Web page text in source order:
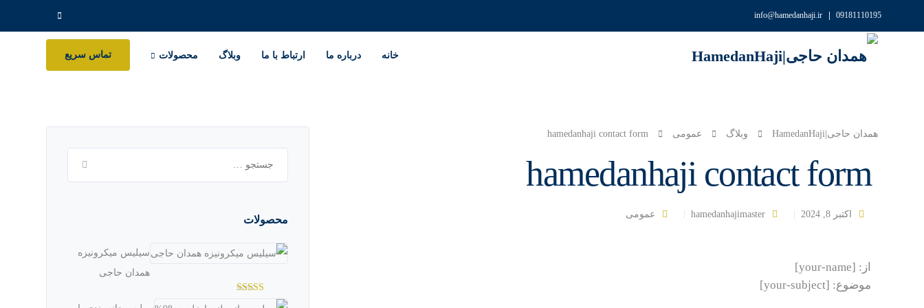
جستجو
برای:
09181110195
info@hamedanhaji.ir
خانه درباره ما ارتباط با ما وبلاگ محصولات تماس سریع
همدان حاجی|HamedanHaji وبلاگ عمومی hamedanhaji contact form
hamedanhaji contact form
اکتبر 8, 2024 hamedanhajimaster عمومی
از: [your-name]
موضوع: [your-subject]
برای:
محصولات
سیلیس میکرونیزه
همدان حاجی